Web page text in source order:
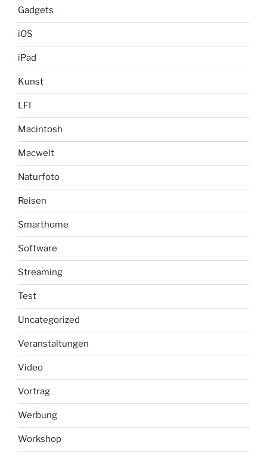
Gadgets
iOS
iPad
Kunst
LFI
Macintosh
Macwelt
Naturfoto
Reisen
Smarthome
Software
Streaming
Test
Uncategorized
Veranstaltungen
Video
Vortrag
Werbung
Workshop